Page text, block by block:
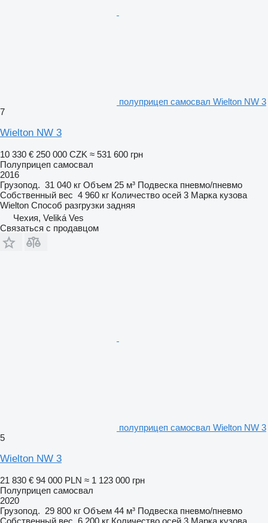
полуприцеп самосвал Wielton NW 3
7
Wielton NW 3
10 330 € 250 000 CZK ≈ 531 600 грн
Полуприцеп самосвал
2016
Грузопод. 31 040 кг Объем 25 м³ Подвеска пневмо/пневмо
Собственный вес 4 960 кг Количество осей 3 Марка кузова
Wielton Способ разгрузки задняя
Чехия, Veliká Ves
Связаться с продавцом
полуприцеп самосвал Wielton NW 3
5
Wielton NW 3
21 830 € 94 000 PLN ≈ 1 123 000 грн
Полуприцеп самосвал
2020
Грузопод. 29 800 кг Объем 44 м³ Подвеска пневмо/пневмо
Собственный вес 6 200 кг Количество осей 3 Марка кузова